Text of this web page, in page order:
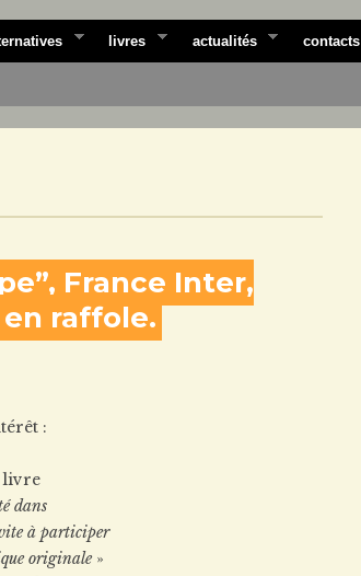
livres actualités contacts
France Inter,
en raffole.
:
livre
dans
à participer
originale»